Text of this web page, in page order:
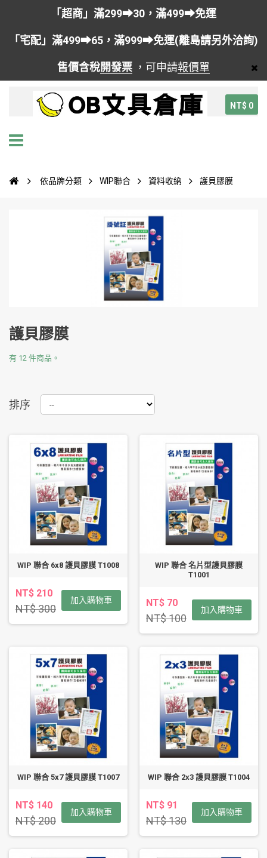
「超商」滿299➡30，滿499➡免運
「宅配」滿499➡65，滿999➡免運(離島請另外洽詢)
售價含稅開發票 ，可申請報價單
NT$ 0
依品牌分類 WIP聯合 資料收納 護貝膠膜
護貝膠膜
有 12 件商品。
排序
WIP 聯合 6x8 護貝膠膜 T1008
NT$ 210
NT$ 300
加入購物車
WIP 聯合 名片型護貝膠膜
T1001
NT$ 70
NT$ 100
加入購物車
WIP 聯合 5x7 護貝膠膜 T1007
NT$ 140
NT$ 200
加入購物車
WIP 聯合 2x3 護貝膠膜 T1004
NT$ 91
NT$ 130
加入購物車